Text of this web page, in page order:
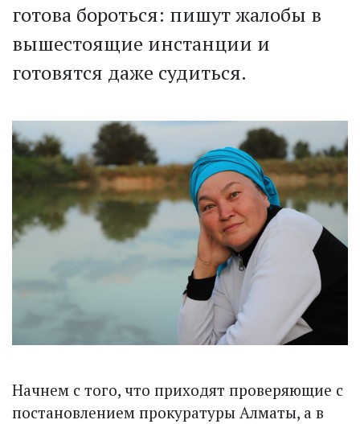
готова бороться: пишут жалобы в
вышестоящие инстанции и
готовятся даже судиться.
Начнем с того, что приходят проверяющие с
постановлением прокуратуры Алматы, а в